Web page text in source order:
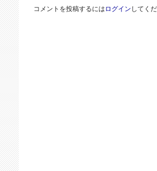
シ
コメントを投稿するには ログイン してくだ